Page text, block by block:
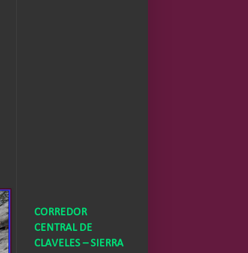
CORREDOR
CENTRAL DE
CLAVELES – SIERRA